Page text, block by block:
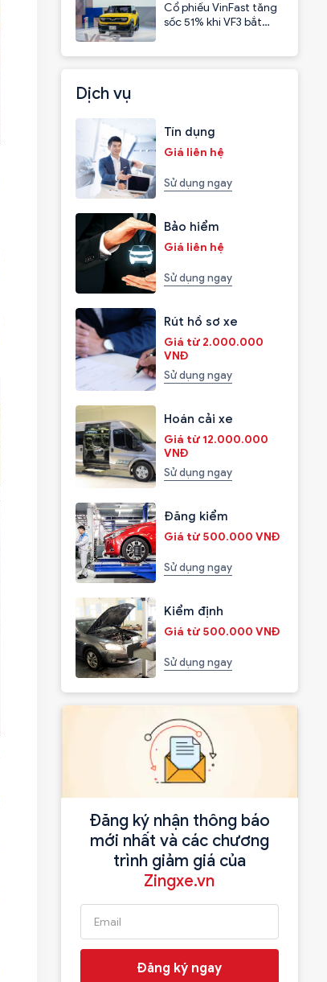
Cổ phiếu VinFast tăng
sốc 51% khi VF3 bắt
Dịch vụ
Tín dụng
Giá liên hệ
Sử dụng ngay
Bảo hiểm
Giá liên hệ
Sử dụng ngay
Rút hồ sơ xe
Giá từ 2.000.000
VNĐ
Sử dụng ngay
Hoán cải xe
Giá từ 12.000.000
VNĐ
Sử dụng ngay
Đăng kiểm
Giá từ 500.000 VNĐ
Sử dụng ngay
Kiểm định
Giá từ 500.000 VNĐ
Sử dụng ngay
Đăng ký nhận thông báo
mới nhất và các chương
trình giảm giá của
Zingxe.vn
Đăng ký ngay